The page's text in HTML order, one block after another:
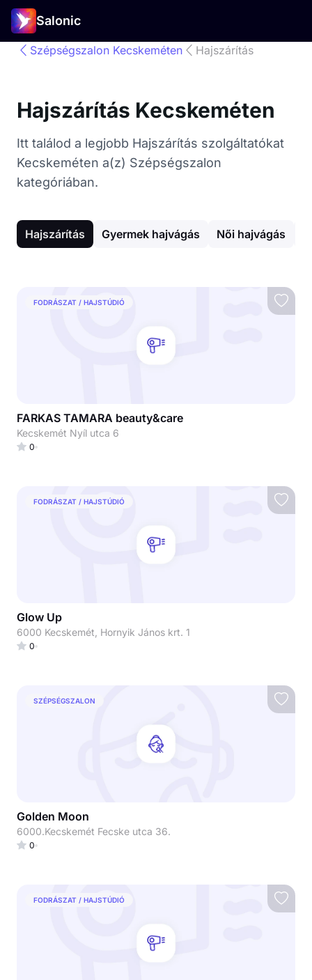
Salonic
Szépségszalon Kecskeméten Hajszárítás
Hajszárítás Kecskeméten
Itt találod a legjobb Hajszárítás szolgáltatókat
Kecskeméten a(z) Szépségszalon
kategóriában.
Hajszárítás Gyermek hajvágás Női hajvágás
FODRÁSZAT / HAJSTÚDIÓ
FARKAS TAMARA beauty&care
Kecskemét Nyíl utca 6
0
FODRÁSZAT / HAJSTÚDIÓ
Glow Up
6000 Kecskemét, Hornyik János krt. 1
0
SZÉPSÉGSZALON
Golden Moon
6000.Kecskemét Fecske utca 36.
0
FODRÁSZAT / HAJSTÚDIÓ